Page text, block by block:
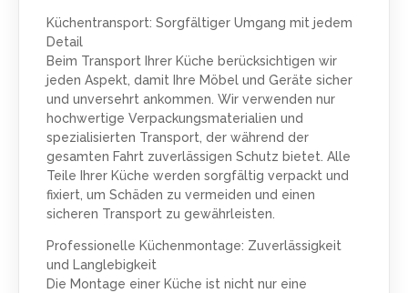
Küchentransport: Sorgfältiger Umgang mit jedem
Detail
Beim Transport Ihrer Küche berücksichtigen wir
jeden Aspekt, damit Ihre Möbel und Geräte sicher
und unversehrt ankommen. Wir verwenden nur
hochwertige Verpackungsmaterialien und
spezialisierten Transport, der während der
gesamten Fahrt zuverlässigen Schutz bietet. Alle
Teile Ihrer Küche werden sorgfältig verpackt und
fixiert, um Schäden zu vermeiden und einen
sicheren Transport zu gewährleisten.
Professionelle Küchenmontage: Zuverlässigkeit
und Langlebigkeit
Die Montage einer Küche ist nicht nur eine